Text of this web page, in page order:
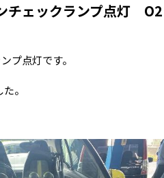
チェックランプ点灯 O2
プ点灯です。
。